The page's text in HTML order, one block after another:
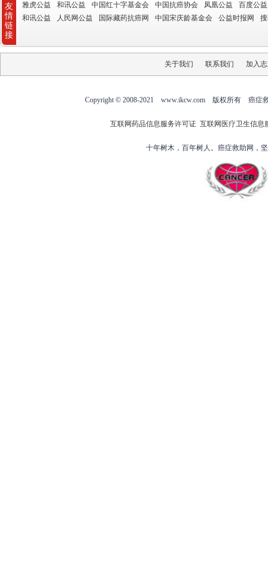
友
情
链
接
雅虎公益 和讯公益 中国红十字基金会 中国抗癌协会 凤凰公益
百度公益
和讯公益
人民网公益 国际藏药抗癌网 中国宋庆龄基金会 公益时报网
关于我们 联系我们 加入
Copyright © 2008-2021 www.ikcw.com 版权所有 癌症
互联网药品信息服务许可证 互联网医疗卫生信息
十年树木，百年树人。癌症救助网，